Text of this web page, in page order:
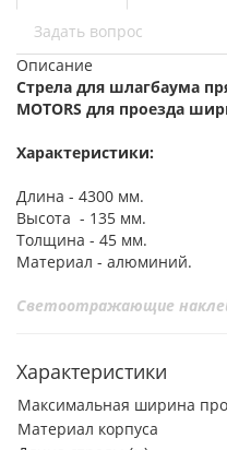
Задать вопрос
Описание
Стрела для шлагбаума
MOTORS для проезда
Характеристики:
Длина - 4300 мм.
Высота - 135 мм.
Толщина - 45 мм.
Материал - алюминий.
Светоотражающие
Характеристики
Максимальная ширина
Материал корпуса